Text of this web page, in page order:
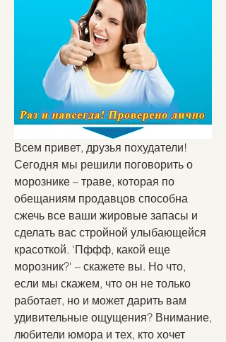
Всем привет, друзья похудатели!
Сегодня мы решили поговорить о
морознике – траве, которая по
обещаниям продавцов способна
сжечь все ваши жировые запасы и
сделать вас стройной улыбающейся
красоткой. 'Пффф, какой еще
морозник?' – скажете вы. Но что,
если мы скажем, что он не только
работает, но и может дарить вам
удивительные ощущения? Внимание,
любители юмора и тех, кто хочет